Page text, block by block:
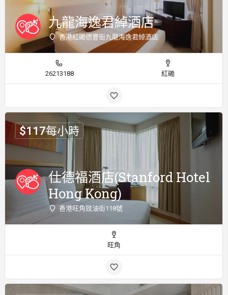
九龍海逸君綽酒店
香港紅磡德豐街九龍海逸君綽酒店
26213188 紅磡
仕德福酒店(Stanford Hotel
Hong Kong)
香港旺角豉油街118號
$117每小時
旺角